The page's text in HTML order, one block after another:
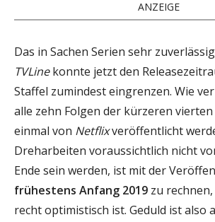
ANZEIGE
Das in Sachen Serien sehr
TVLinekonnte jetzt den
Staffel zumindest eingrenzen. Wie
alle zehn Folgen der kürzeren
einmal von Netflixveröffentlicht
Dreharbeiten voraussichtlich nicht
Ende sein werden, ist mit der
frühestens Anfang 2019 zu
recht optimistisch ist. Geduld ist also